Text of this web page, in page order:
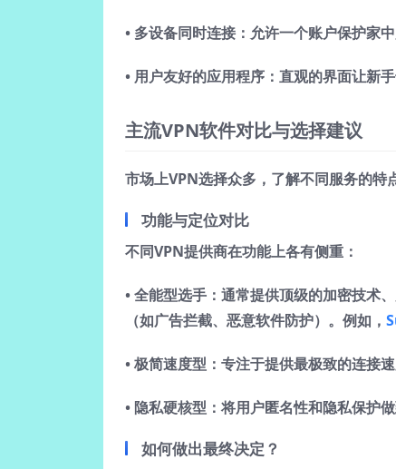
• 多设备同时连接 ：允许一个账户保护家
• 用户友好的应用程序 ：直观的界面让新
主流VPN软件对比与选择建议
市场上VPN选择众多，了解不同服务的特
功能与定位对比
不同VPN提供商在功能上各有侧重：
•全能型选手 ：通常提供顶级的加密技术
（如广告拦截、恶意软件防护）。例如，
•极简速度型 ：专注于提供最极致的连接
• 隐私硬核型 ：将用户匿名性和隐私保护
如何做出最终决定？